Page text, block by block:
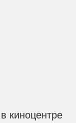
киноцентре